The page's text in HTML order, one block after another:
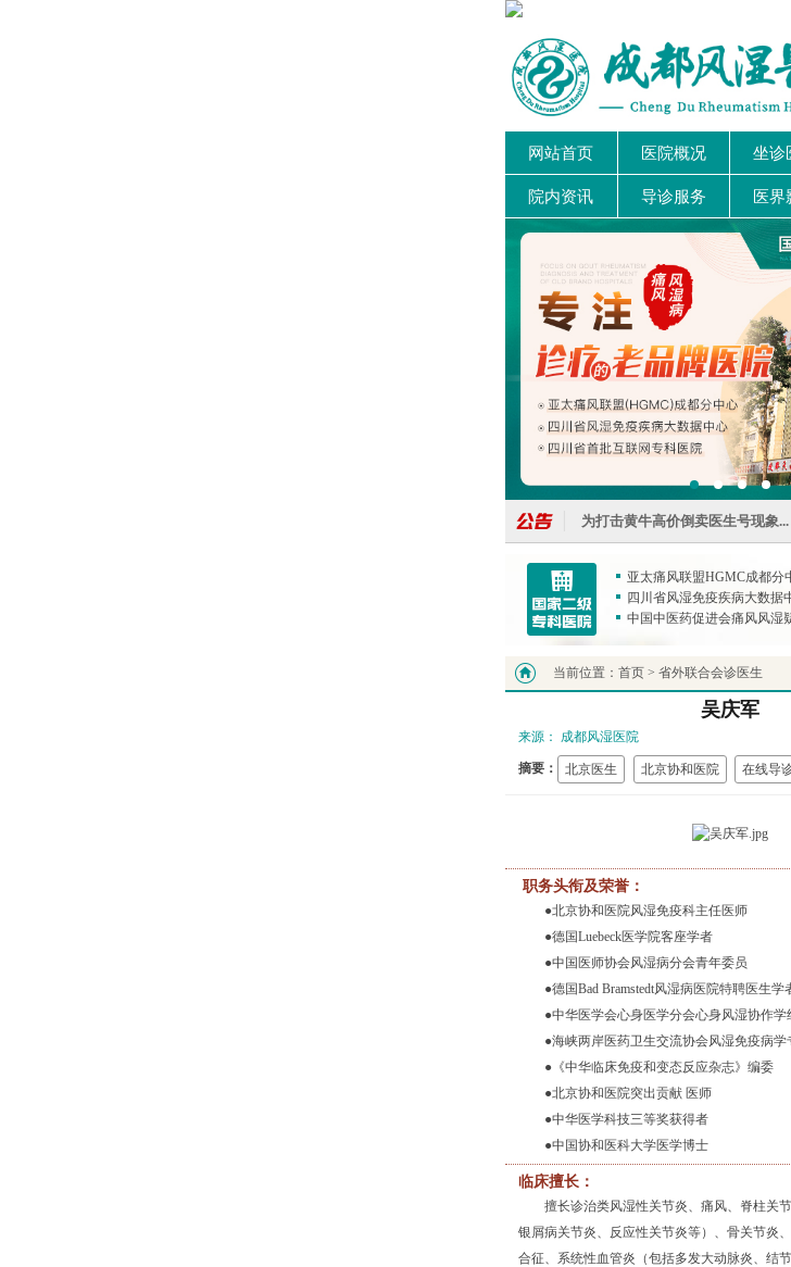
网站首页 医院概况 坐诊
院内资讯 导诊服务 医界
近期有非正规医院盗用我院图片
我院关节PRP技术，促进川内风
我院陈建春主任荣获"十大名医"
为打击黄牛高价倒卖医生号现象...
国家风湿病数据中心痛风研究基地
IA免疫吸附技术落户我院，取得显
我院成四川省针刀镜技术落户医院
近期有非正规医院盗用我院图片
我院关节PRP技术，促进川内风
我院陈建春主任荣获"十大名医"称
IA免疫吸附技术落户我院，取得显
我院成四川省针刀镜技术落户医院
亚太痛风联盟HGMC成都分
四川省风湿免疫疾病大数据
中国中医药促进会痛风风湿
当前位置： 首页 > 省外联合会诊医生
吴庆军
来源： 成都风湿医院
摘要： 北京医生 北京协和医院 在线导
职务头衔及荣誉：
●北京协和医院风湿免疫科主任医师
●德国Luebeck医学院客座学者
●中国医师协会风湿病分会青年委员
●德国Bad Bramstedt风湿病医院特聘医生学
●中华医学会心身医学分会心身风湿协作学
●海峡两岸医药卫生交流协会风湿免疫病
●《中华临床免疫和变态反应杂志》编委
●北京协和医院突出贡献 医师
●中华医学科技三等奖获得者
●中国协和医科大学医学博士
临床擅长：
擅长诊治类风湿性关节炎、痛风、脊柱关
银屑病关节炎、反应性关节炎等）、骨关节炎
合征、系统性血管炎（包括多发大动脉炎、结